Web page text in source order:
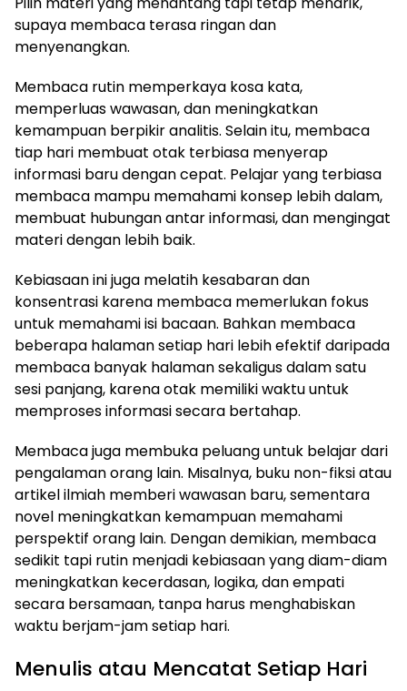
supaya membaca terasa ringan dan
menyenangkan.
Membaca rutin memperkaya kosa kata,
memperluas wawasan, dan meningkatkan
kemampuan berpikir analitis. Selain itu, membaca
tiap hari membuat otak terbiasa menyerap
informasi baru dengan cepat. Pelajar yang terbiasa
membaca mampu memahami konsep lebih dalam,
membuat hubungan antar informasi, dan mengingat
materi dengan lebih baik.
Kebiasaan ini juga melatih kesabaran dan
konsentrasi karena membaca memerlukan fokus
untuk memahami isi bacaan. Bahkan membaca
beberapa halaman setiap hari lebih efektif daripada
membaca banyak halaman sekaligus dalam satu
sesi panjang, karena otak memiliki waktu untuk
memproses informasi secara bertahap.
Membaca juga membuka peluang untuk belajar dari
pengalaman orang lain. Misalnya, buku non-fiksi atau
artikel ilmiah memberi wawasan baru, sementara
novel meningkatkan kemampuan memahami
perspektif orang lain. Dengan demikian, membaca
sedikit tapi rutin menjadi kebiasaan yang diam-diam
meningkatkan kecerdasan, logika, dan empati
secara bersamaan, tanpa harus menghabiskan
waktu berjam-jam setiap hari.
Menulis atau Mencatat Setiap Hari